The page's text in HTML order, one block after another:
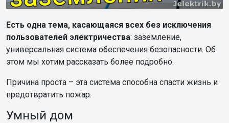
Есть одна тема, касающаяся всех без исключения
пользователей электричества: заземление,
универсальная система обеспечения безопасности. Об
этом мы хотим рассказать более подробно.
Причина проста – эта система способна спасти жизнь и
предотвратить пожар.
Умный дом